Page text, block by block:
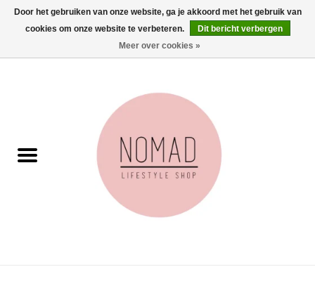
0 Artikelen - €0,00
Aan tafel
Door het gebruiken van onze website, ga je akkoord met het gebruik van
cookies om onze website te verbeteren.
Dit bericht verbergen
Meer over cookies »